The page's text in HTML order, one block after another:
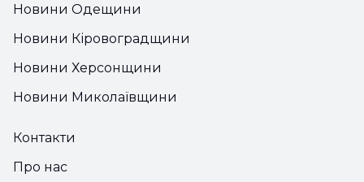
Новини Одещини
Новини Кіровоградщини
Новини Херсонщини
Новини Миколаївщини
Контакти
Про нас